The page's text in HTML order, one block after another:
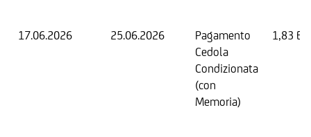
17.06.2026 25.06.2026
Pagamento
Cedola
Condizionata
(con
Memoria)
1,83